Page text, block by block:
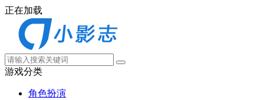
正在加载
游戏分类
角色扮演